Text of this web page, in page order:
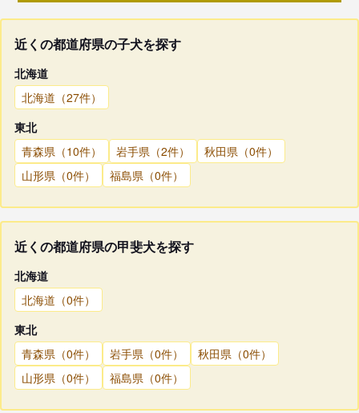
近くの都道府県の子犬を探す
北海道
北海道（27件）
東北
青森県（10件）
岩手県（2件）
秋田県（0件）
山形県（0件）
福島県（0件）
近くの都道府県の甲斐犬を探す
北海道
北海道（0件）
東北
青森県（0件）
岩手県（0件）
秋田県（0件）
山形県（0件）
福島県（0件）